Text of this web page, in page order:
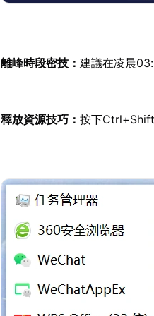
離峰時段密技：建議在凌晨
釋放資源技巧：按下